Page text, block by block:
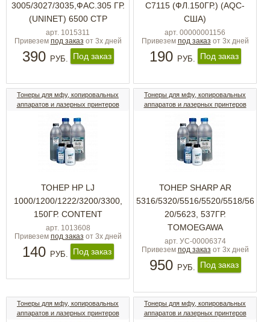
3005/3027/3035,ФАС.305 ГР.
(UNINET) 6500 СТР
арт. 1015311
Привезем под заказ от 3х дней
390 РУБ. Под заказ
C7115 (ФЛ.150ГР.) (AQC-
США)
арт. 00000001156
Привезем под заказ от 3х дней
190 РУБ. Под заказ
Тонеры для мфу, копировальных
аппаратов и лазерных принтеров
ТОНЕР HP LJ
1000/1200/1222/3200/3300,
150ГР. CONTENT
арт. 1013608
Привезем под заказ от 3х дней
140 РУБ. Под заказ
Тонеры для мфу, копировальных
аппаратов и лазерных принтеров
ТОНЕР SHARP AR
5316/5320/5516/5520/5518/56
20/5623, 537ГР.
TOMOEGAWA
арт. УС-00006374
Привезем под заказ от 3х дней
950 РУБ. Под заказ
Тонеры для мфу, копировальных
аппаратов и лазерных принтеров
Тонеры для мфу, копировальных
аппаратов и лазерных принтеров